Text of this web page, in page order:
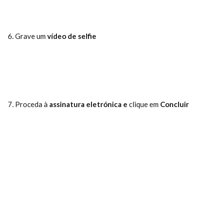
6. Grave um vídeo de selfie
7. Proceda à assinatura eletrónica e clique em Concluir